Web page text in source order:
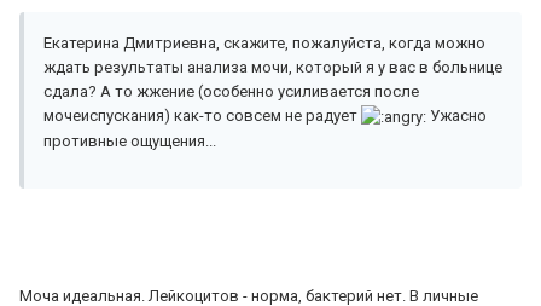
Екатерина Дмитриевна, скажите, пожалуйста, когда можно
ждать результаты анализа мочи, который я у вас в больнице
сдала? А то жжение (особенно усиливается после
мочеиспускания) как-то совсем не радует
Ужасно
противные ощущения...
Моча идеальная. Лейкоцитов - норма, бактерий нет. В личные